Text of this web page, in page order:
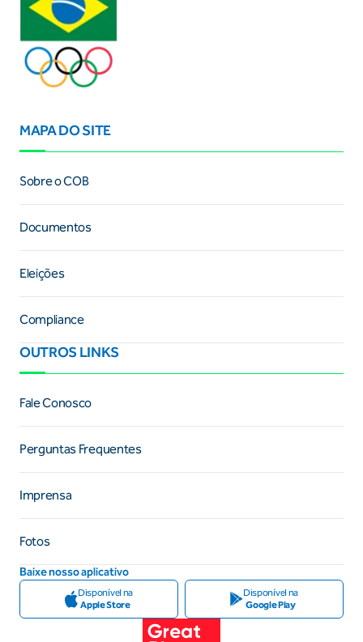
MAPA DO SITE
Sobre o COB
Documentos
Eleições
Compliance
OUTROS LINKS
Fale Conosco
Perguntas Frequentes
Imprensa
Fotos
Baixe nosso aplicativo
Disponível na
Apple Store
Disponível na
Google Play